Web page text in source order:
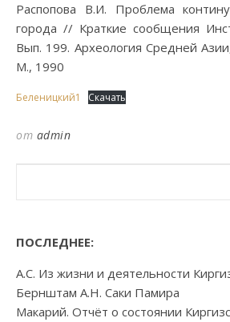
Распопова В.И. Проблема
города // Краткие сообщения
Вып. 199. Археология Средней
М., 1990
Беленицкий1 Скачать
от admin
ПОСЛЕДНЕЕ:
А.С. Из жизни и деятельности
Бернштам А.Н. Саки Памира
Макарий. Отчёт о состоянии